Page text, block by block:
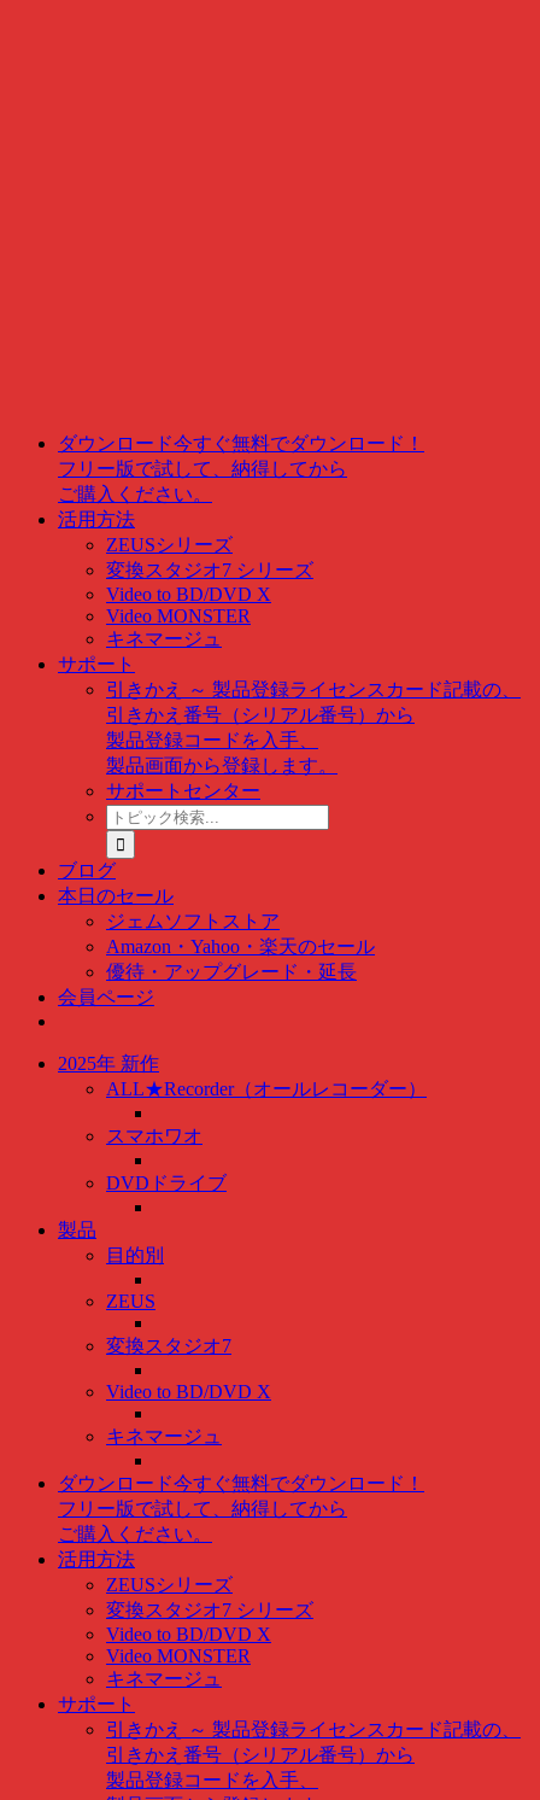
ダウンロード今すぐ無料でダウンロード！
フリー版で試して、納得してから
ご購入ください。
活用方法
ZEUSシリーズ
変換スタジオ7 シリーズ
Video to BD/DVD X
Video MONSTER
キネマージュ
サポート
引きかえ ～ 製品登録ライセンスカード記載の、
引きかえ番号（シリアル番号）から
製品登録コードを入手、
製品画面から登録します。
サポートセンター
ト
ピ
ッ
ク
検
索
…
ブログ
本日のセール
ジェムソフトストア
Amazon・Yahoo・楽天のセール
優待・アップグレード・延長
会員ページ
2025年 新作
ALL★Recorder（オールレコーダー）
スマホワオ
DVDドライブ
製品
目的別
ZEUS
変換スタジオ7
Video to BD/DVD X
キネマージュ
ダウンロード今すぐ無料でダウンロード！
フリー版で試して、納得してから
ご購入ください。
活用方法
ZEUSシリーズ
変換スタジオ7 シリーズ
Video to BD/DVD X
Video MONSTER
キネマージュ
サポート
引きかえ ～ 製品登録ライセンスカード記載の、
引きかえ番号（シリアル番号）から
製品登録コードを入手、